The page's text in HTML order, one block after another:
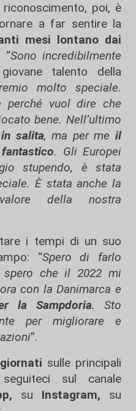
poi, è
a far sentire la
mesi lontano dai
“Sono incredibilmente
talento della
molto speciale.
perché vuol dire che
bene. Nell’ultimo
in salita, ma per meil
. Gli Europei
stupendo, è stata
È stata anche la
della nostra
i tempi di un suo
“Spero di farlo
spero che il 2022 mi
con la Danimarca e
la Sampdoria. Sto
per migliorare e
”.
sulle principali
sul canale
su Instagram, su